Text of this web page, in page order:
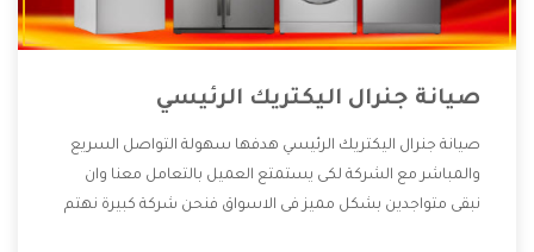
صيانة جنرال اليكتريك الرئيسي
صيانة جنرال اليكتريك الرئيسي هدفها سهولة التواصل السريع
والمباشر مع الشركة لكى يستمتع العميل بالتعامل معنا وان
نبقى متواجدين بشكل مميز فى الاسواق فنحن شركة كبيرة نهتم